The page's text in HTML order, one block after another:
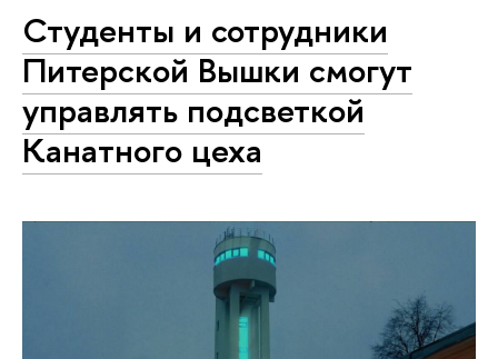
Студенты и сотрудники
Питерской Вышки смогут
управлять подсветкой
Канатного цеха